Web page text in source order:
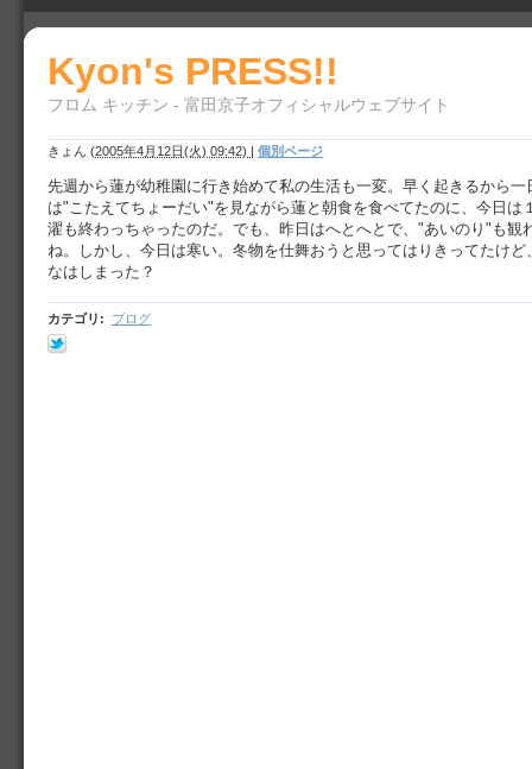
Kyon's PRESS!!
フロム キッチン - 富田京子オフィシャルウェブサイト
きょん (2005年4月12日(火) 09:42) | 個別ページ
先週から蓮が幼稚園に行き始めて私の生活も一変。早く起きるから一
は"こたえてちょーだい"を見ながら蓮と朝食を食べてたのに、今日は
濯も終わっちゃったのだ。でも、昨日はへとへとで、"あいのり"も観
ね。しかし、今日は寒い。冬物を仕舞おうと思ってはりきってたけど
なはしまった？
カテゴリ : ブログ